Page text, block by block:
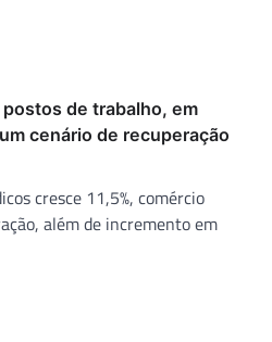
de trabalho, em
cenário de recuperação
cresce 11,5%, comércio
além de incremento em